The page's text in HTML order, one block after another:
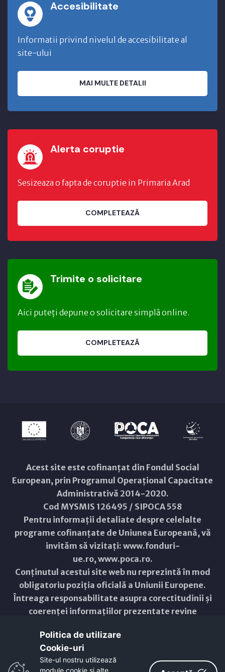
Accesibilitate
Informatii privind nivelul de accesibilitate al
site-ului
MAI MULTE DETALII
Alerta coruptie
Sesizeaza o fapta de coruptie in Primaria Arad
COMPLETEAZĂ
Trimite o solicitare
Aici puteți depune o solicitare simplă online.
COMPLETEAZĂ
Acest site este cofinanțat din Fondul Social
European, prin Programul Operațional Capacitate
Administrativă 2014-2020.
Cod MYSMIS 126495 / SIPOCA 558
Pentru informații detaliate despre celelalte
programe cofinanțate de Uniunea Europeană, vă
invităm să vizitați: www.fonduri-
ue.ro,www.poca.ro.
Conținutul acestui site web nu reprezintă în mod
obligatoriu poziția oficială a Uniunii Europene.
Întreaga responsabilitate asupra corectitudinii și
coerenței informațiilor prezentate revine
Copyright © 2021 - 2026 -
Politica de utilizare
Cookie-uri‎
Site-ul nostru utilizează
module cookie și alte